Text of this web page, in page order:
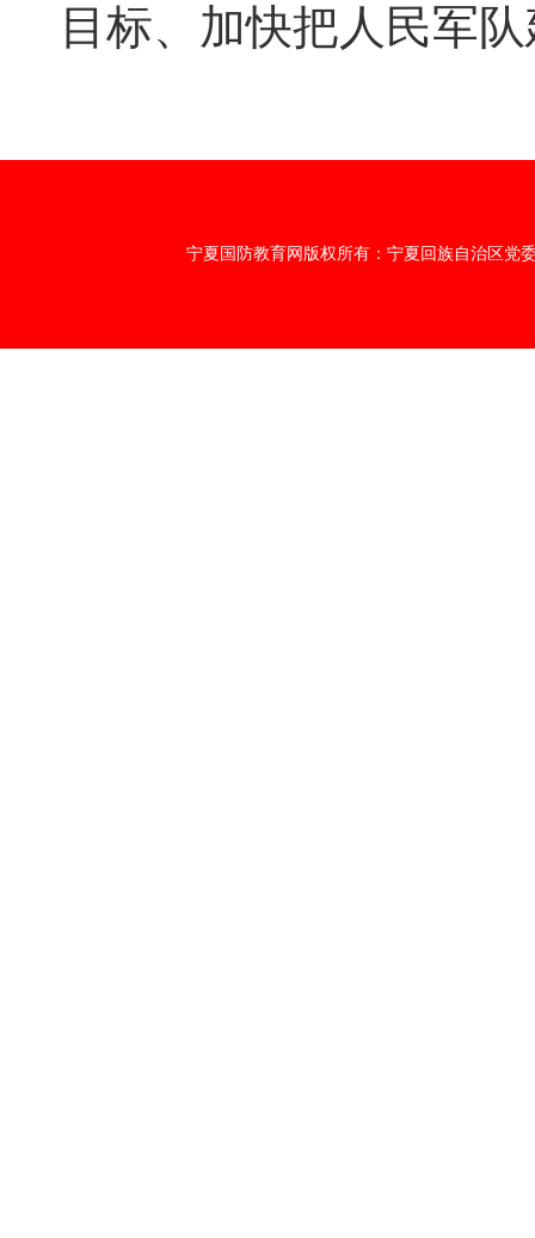
目标、加快把人民军
宁夏国防教育网版权所有：宁夏回族自治